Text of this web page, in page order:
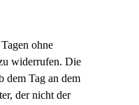
ohne
widerrufen. Die
dem Tag an dem
der nicht der